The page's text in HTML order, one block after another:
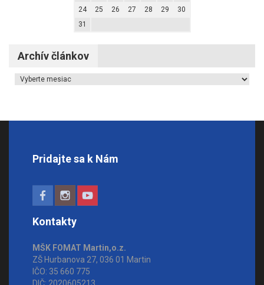
24
25 26 27 28 29
30
31
Archív článkov
Archív článkov
Pridajte sa k Nám
Kontakty
MŠK FOMAT Martin,o.z.
ZŠ Hurbanova 27, 036 01 Martin
IČO: 35 660 775